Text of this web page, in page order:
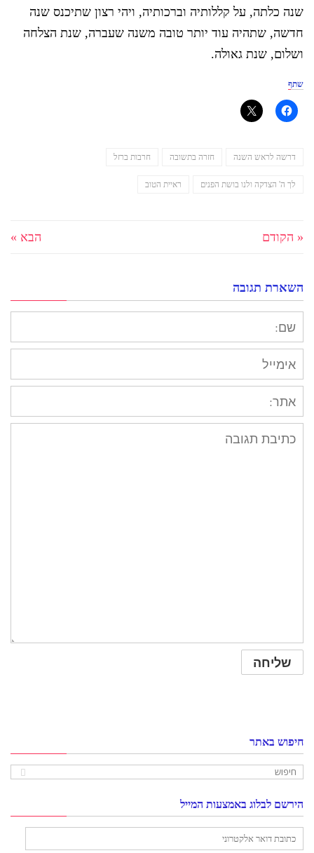
שנה כלתה, על קללותיה וברכותיה, ויהי רצון שתיכנס שנה
חדשה, שתהיה עוד יותר טובה משנה שעברה, שנת הצלחה
ושלום, שנת גאולה.
שתף
דרשה לראש השנה חזרה בתשובה חרבות ברזל
לך ה' הצדקה ולנו בושת הפנים ראיית הטוב
« הקודם הבא »
השארת תגובה
חיפוש באתר
הירשם לבלוג באמצעות המייל